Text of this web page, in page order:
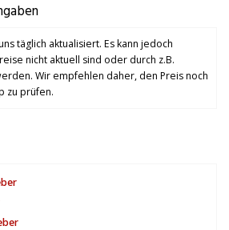
täglich aktualisiert. Es kann jedoch
nicht aktuell sind oder durch z.B.
Wir empfehlen daher, den Preis noch
zu prüfen.